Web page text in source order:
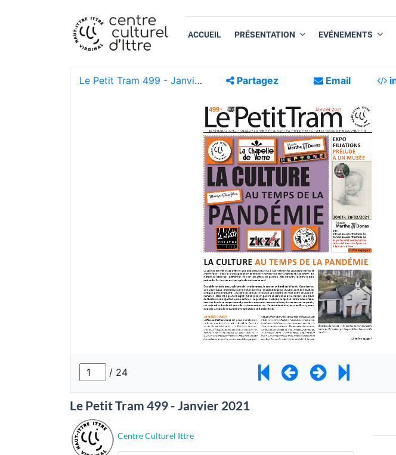
ACCUEIL PRÉSENTATION EVÉNEMENTS
Le Petit Tram 499 - Janvier 2021
Centre Culturel Ittre